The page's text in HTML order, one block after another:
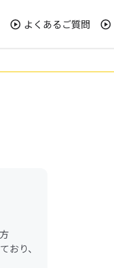
よくあるご質問
おり、